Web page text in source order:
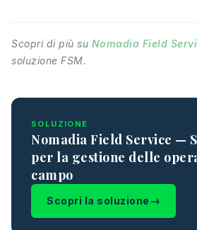
Scopri di più su Nomadia Field
soluzione FSM.
SOLUZIONE
Nomadia Field Service —
per la gestione delle
campo
Scopri la soluzione